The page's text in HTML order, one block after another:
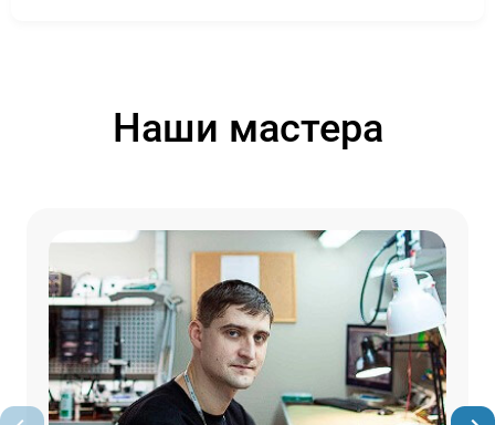
Наши мастера